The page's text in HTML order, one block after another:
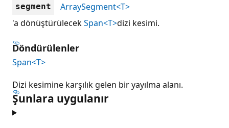
segment
ArraySegment<T>
'a dönüştürülecekSpan<T>dizi kesimi.
Döndürülenler
Span<T>
Dizi kesimine karşılık gelen bir yayılma alanı.
Şunlara uygulanır